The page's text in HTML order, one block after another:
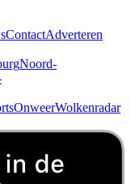
ContactAdverteren
Noord-
OnweerWolkenradar